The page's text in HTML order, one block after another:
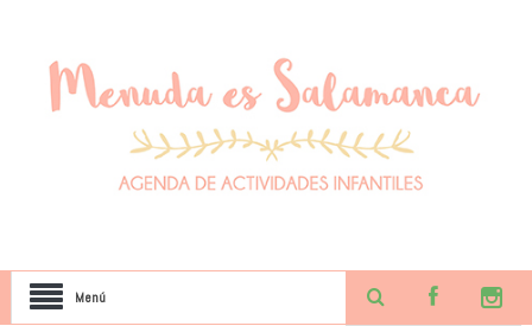
Menú